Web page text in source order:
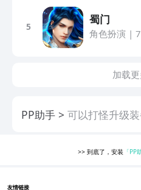
5
蜀门
角色扮演 |
加载
PP助手 可以打怪升级
>> 到底了，安装 「PP
友情链接